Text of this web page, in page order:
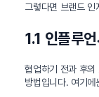
그렇다면 브랜드
1.1 인플루
협업하기 전과 후의
방법입니다. 여기